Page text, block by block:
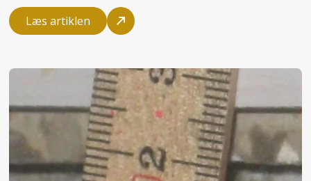
mest kendte typerskruefundament
oplyst valg.
Læs artiklen